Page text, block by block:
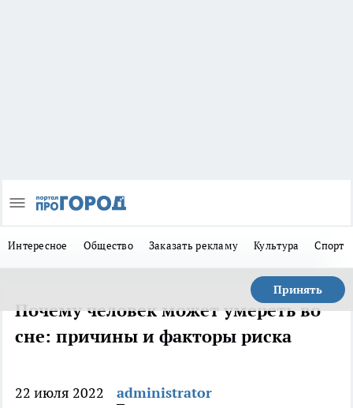
Интересное Общество Заказать рекламу Культура Спорт
Принять
Почему человек может умереть во
сне: причины и факторы риска
22 июля 2022 administrator